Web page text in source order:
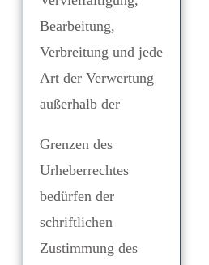
Bearbeitung,
Verbreitung und jede
Art der Verwertung
außerhalb der
Grenzen des
Urheberrechtes
bedürfen der
schriftlichen
Zustimmung des